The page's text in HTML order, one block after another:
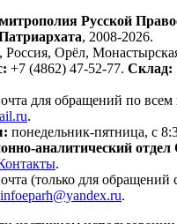
Русской
, 2008-2026.
Россия, Орёл,
+7 (4862) 47-52-77. Склад:
для обращений по всем
.
понедельник-пятница, с
аналитический отдел
.
(только для обращений
infoeparh@yandex.ru.